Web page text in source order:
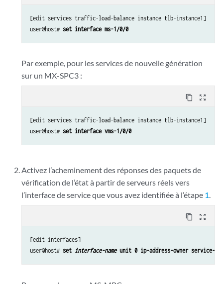
[edit services traffic-load-balance instance tlb-instance1]
user@host# set interface ms-1/0/0
Par exemple, pour les services de nouvelle génération
sur un MX-SPC3 :
content_copy zoom_out_map
[edit services traffic-load-balance instance tlb-instance1]
user@host# set interface vms-1/0/0
Activez l’acheminement des réponses des paquets de
vérification de l’état à partir de serveurs réels vers
l’interface de service que vous avez identifiée à l’étape 1.
content_copy zoom_out_map
[edit interfaces]
user@host# set interface-name unit 0 ip-address-owner service-